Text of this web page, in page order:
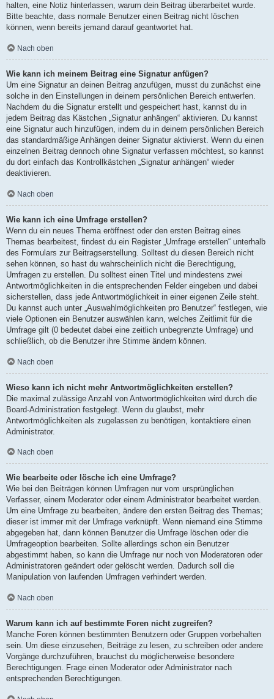
halten, eine Notiz hinterlassen, warum dein Beitrag überarbeitet wurde.
Bitte beachte, dass normale Benutzer einen Beitrag nicht löschen
können, wenn bereits jemand darauf geantwortet hat.
Nach oben
Wie kann ich meinem Beitrag eine Signatur anfügen?
Um eine Signatur an deinen Beitrag anzufügen, musst du zunächst eine
solche in den Einstellungen in deinem persönlichen Bereich entwerfen.
Nachdem du die Signatur erstellt und gespeichert hast, kannst du in
jedem Beitrag das Kästchen „Signatur anhängen“ aktivieren. Du kannst
eine Signatur auch hinzufügen, indem du in deinem persönlichen Bereich
das standardmäßige Anhängen deiner Signatur aktivierst. Wenn du einen
einzelnen Beitrag dennoch ohne Signatur verfassen möchtest, so kannst
du dort einfach das Kontrollkästchen „Signatur anhängen“ wieder
deaktivieren.
Nach oben
Wie kann ich eine Umfrage erstellen?
Wenn du ein neues Thema eröffnest oder den ersten Beitrag eines
Themas bearbeitest, findest du ein Register „Umfrage erstellen“ unterhalb
des Formulars zur Beitragserstellung. Solltest du diesen Bereich nicht
sehen können, so hast du wahrscheinlich nicht die Berechtigung,
Umfragen zu erstellen. Du solltest einen Titel und mindestens zwei
Antwortmöglichkeiten in die entsprechenden Felder eingeben und dabei
sicherstellen, dass jede Antwortmöglichkeit in einer eigenen Zeile steht.
Du kannst auch unter „Auswahlmöglichkeiten pro Benutzer“ festlegen, wie
viele Optionen ein Benutzer auswählen kann, welches Zeitlimit für die
Umfrage gilt (0 bedeutet dabei eine zeitlich unbegrenzte Umfrage) und
schließlich, ob die Benutzer ihre Stimme ändern können.
Nach oben
Wieso kann ich nicht mehr Antwortmöglichkeiten erstellen?
Die maximal zulässige Anzahl von Antwortmöglichkeiten wird durch die
Board-Administration festgelegt. Wenn du glaubst, mehr
Antwortmöglichkeiten als zugelassen zu benötigen, kontaktiere einen
Administrator.
Nach oben
Wie bearbeite oder lösche ich eine Umfrage?
Wie bei den Beiträgen können Umfragen nur vom ursprünglichen
Verfasser, einem Moderator oder einem Administrator bearbeitet werden.
Um eine Umfrage zu bearbeiten, ändere den ersten Beitrag des Themas;
dieser ist immer mit der Umfrage verknüpft. Wenn niemand eine Stimme
abgegeben hat, dann können Benutzer die Umfrage löschen oder die
Umfrageoption bearbeiten. Sollte allerdings schon ein Benutzer
abgestimmt haben, so kann die Umfrage nur noch von Moderatoren oder
Administratoren geändert oder gelöscht werden. Dadurch soll die
Manipulation von laufenden Umfragen verhindert werden.
Nach oben
Warum kann ich auf bestimmte Foren nicht zugreifen?
Manche Foren können bestimmten Benutzern oder Gruppen vorbehalten
sein. Um diese einzusehen, Beiträge zu lesen, zu schreiben oder andere
Vorgänge durchzuführen, brauchst du möglicherweise besondere
Berechtigungen. Frage einen Moderator oder Administrator nach
entsprechenden Berechtigungen.